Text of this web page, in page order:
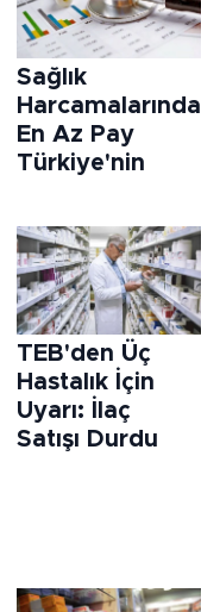
Sağlık
Harcamalarında
En Az Pay
Türkiye'nin
TEB'den Üç
Hastalık İçin
Uyarı: İlaç
Satışı Durdu